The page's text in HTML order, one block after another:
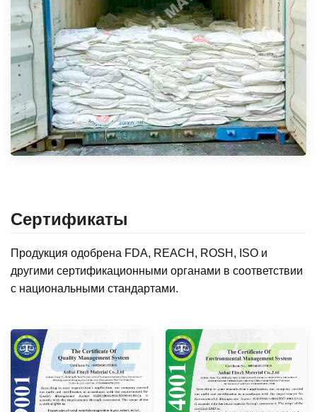
Сертификаты
Продукция одобрена FDA, REACH, ROSH, ISO и
другими сертификационными органами в соответствии
с национальными стандартами.